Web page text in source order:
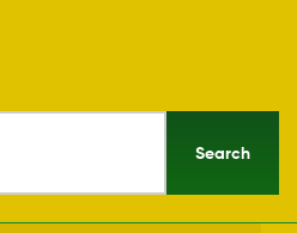
Search